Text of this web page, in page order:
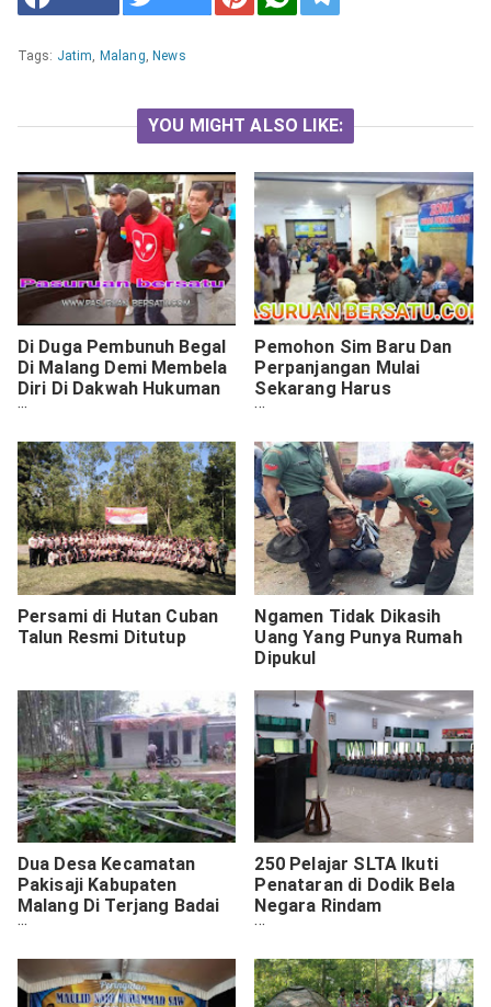
Tags: Jatim, Malang, News
YOU MIGHT ALSO LIKE:
Di Duga Pembunuh Begal
Di Malang Demi Membela
Diri Di Dakwah Hukuman
Penjara Seumur Hidup.
Pemohon Sim Baru Dan
Perpanjangan Mulai
Sekarang Harus
Mengikuti Tes Pisikologi.
Persami di Hutan Cuban
Talun Resmi Ditutup
Ngamen Tidak Dikasih
Uang Yang Punya Rumah
Dipukul
Dua Desa Kecamatan
Pakisaji Kabupaten
Malang Di Terjang Badai
Angin Putih Beliung.
250 Pelajar SLTA Ikuti
Penataran di Dodik Bela
Negara Rindam
V/Brawijaya